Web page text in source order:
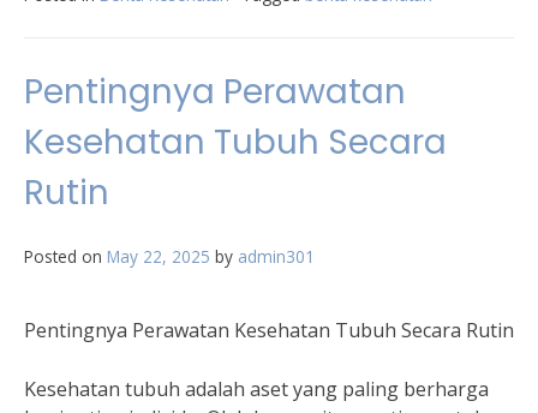
Pentingnya Perawatan
Kesehatan Tubuh Secara
Rutin
Posted on May 22, 2025 by admin301
Pentingnya Perawatan Kesehatan Tubuh Secara Rutin
Kesehatan tubuh adalah aset yang paling berharga